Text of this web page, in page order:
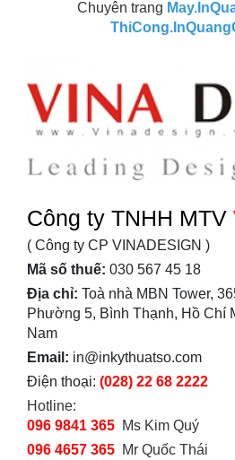
Chuyên trang
Công ty TNHH MTV
( Công ty CP VINADESIGN )
Mã số thuế: 030 567 45 18
Địa chỉ: Toà nhà MBN Tower,
Phường 5, Bình Thạnh, Hồ Chí
Nam
Email: in@inkythuatso.com
Điện thoại: (028) 22 68 2222
Hotline:
096 9841 365 Ms Kim Quý
096 4657 365 Mr Quốc Thái